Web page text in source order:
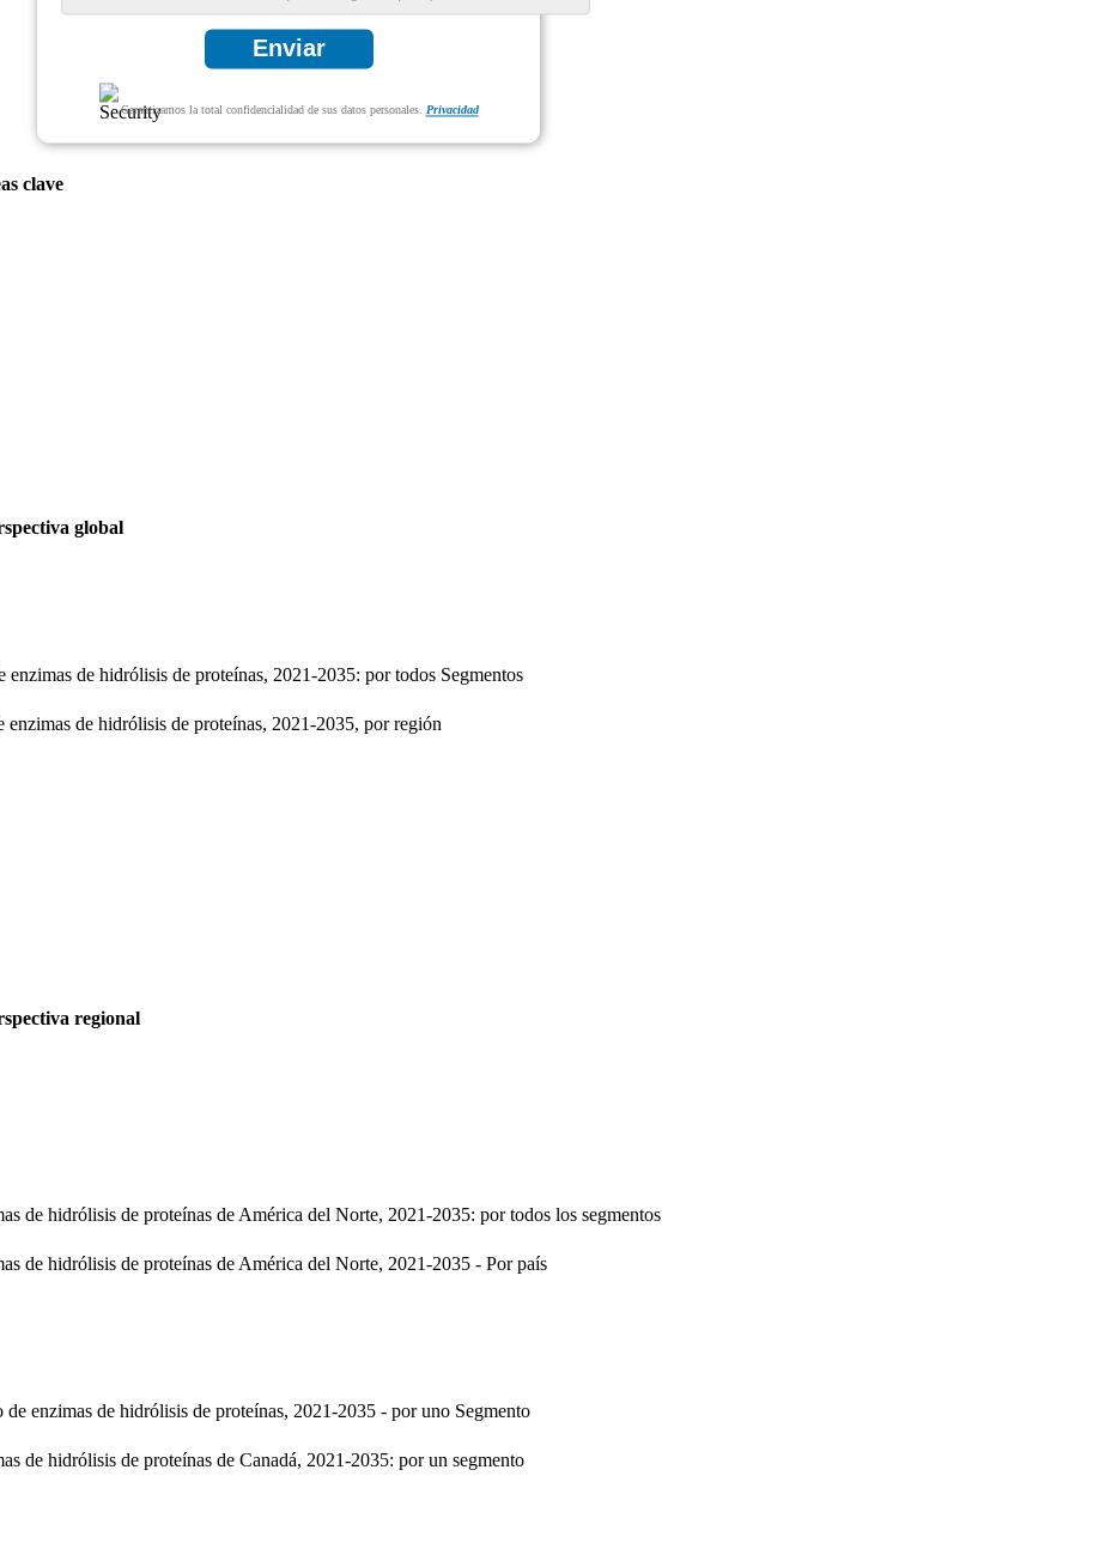
Enviar
Garantizamos la total confidencialidad de sus datos personales. Privacidad
clave
global
de hidrólisis de proteínas, 2021-2035: por todos Segmentos
de hidrólisis de proteínas, 2021-2035, por región
regional
hidrólisis de proteínas de América del Norte, 2021-2035: por todos los segmentos
hidrólisis de proteínas de América del Norte, 2021-2035 - Por país
de hidrólisis de proteínas, 2021-2035 - por uno Segmento
hidrólisis de proteínas de Canadá, 2021-2035: por un segmento